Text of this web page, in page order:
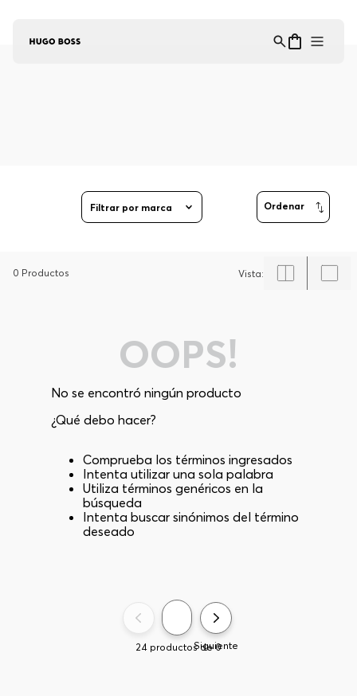
Filtrar por marca
0 Productos
OOPS!
No se encontró ningún producto
¿Qué debo hacer?
Comprueba los términos ingresados
Intenta utilizar una sola palabra
Utiliza términos genéricos en la
búsqueda
Intenta buscar sinónimos del término
deseado
Siguiente
24 productos de0
Asistente Virtual
en línea ⋮